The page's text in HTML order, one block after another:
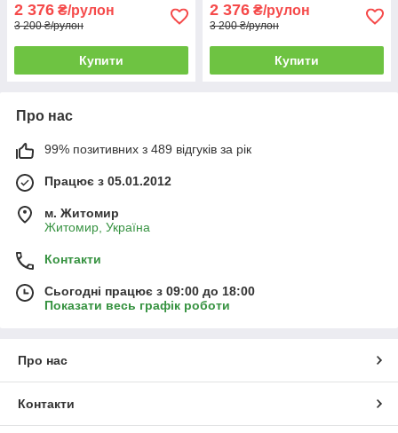
2 376 ₴/рулон
3 200 ₴/рулон
Купити
2 376 ₴/рулон
3 200 ₴/рулон
Купити
Про нас
99% позитивних з 489 відгуків за рік
Працює з 05.01.2012
м. Житомир
Житомир, Україна
Контакти
Сьогодні працює з 09:00 до 18:00
Показати весь графік роботи
Про нас
Контакти